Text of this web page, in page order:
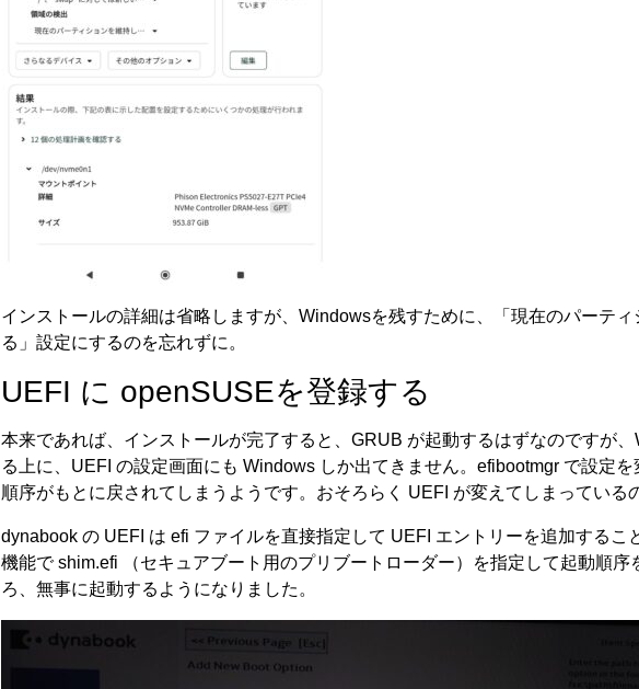
インストールの詳細は省略しますが、Windowsを残すために、「現在のパーティ
る」設定にするのを忘れずに。
UEFI に openSUSEを登録する
本来であれば、インストールが完了すると、GRUB が起動するはずなのですが
る上に、UEFI の設定画面にも Windows しか出てきません。efibootmgr で設定
順序がもとに戻されてしまうようです。おそろらく UEFI が変えてしまっている
dynabook の UEFI は efi ファイルを直接指定して UEFI エントリーを追加するこ
機能で shim.efi （セキュアブート用のプリブートローダー）を指定して起動順序
ろ、無事に起動するようになりました。